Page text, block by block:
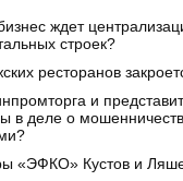
ждет
строек?
ресторанов
и
в деле о
«ЭФКО» Кустов и